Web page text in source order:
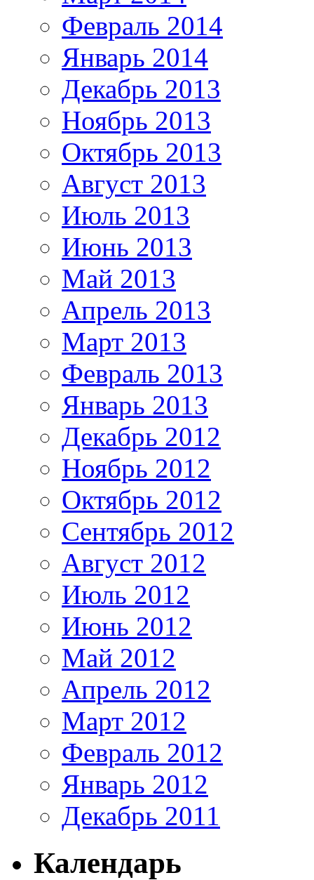
Февраль 2014
Январь 2014
Декабрь 2013
Ноябрь 2013
Октябрь 2013
Август 2013
Июль 2013
Июнь 2013
Май 2013
Апрель 2013
Март 2013
Февраль 2013
Январь 2013
Декабрь 2012
Ноябрь 2012
Октябрь 2012
Сентябрь 2012
Август 2012
Июль 2012
Июнь 2012
Май 2012
Апрель 2012
Март 2012
Февраль 2012
Январь 2012
Декабрь 2011
Календарь